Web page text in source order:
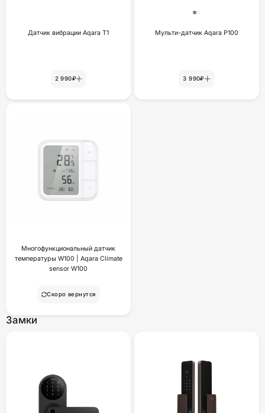
Датчик вибрации Aqara T1
2 990₽
Мульти-датчик Aqara P100
3 990₽
Многофункциональный датчик
температуры W100 | Aqara Climate
sensor W100
Скоро вернутся
Замки